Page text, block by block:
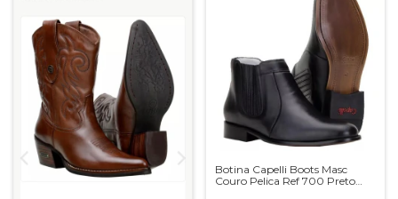
Botina Capelli Boots Masc
Couro Pelica Ref 700 Preto